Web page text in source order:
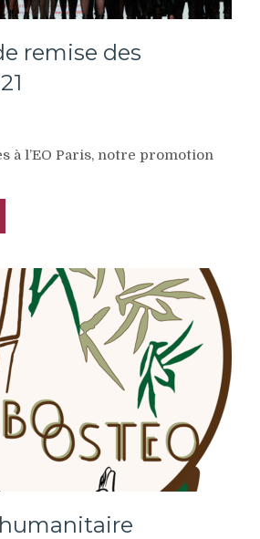
remise des
à l’EO Paris, notre promotion